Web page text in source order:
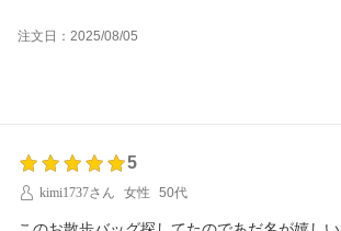
注文日：2025/08/05
5
kimi1737さん
女性 50代